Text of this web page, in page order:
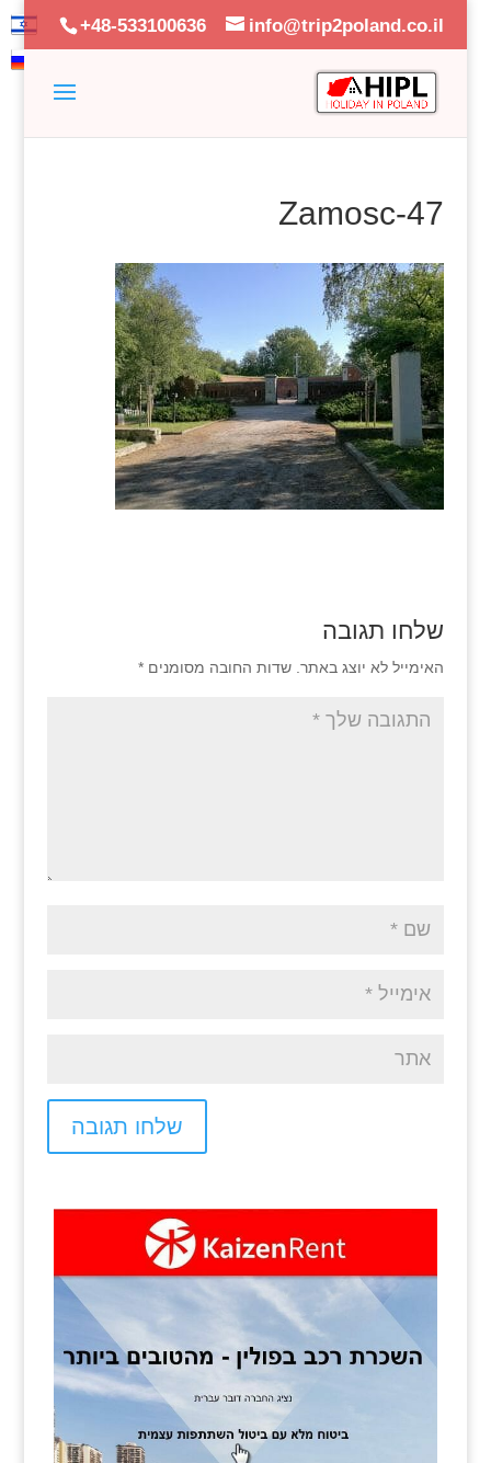
+48-533100636 info@trip2poland.co.il
Zamosc-47
שלחו תגובה
האימייל לא יוצג באתר. שדות החובה מסומנים *